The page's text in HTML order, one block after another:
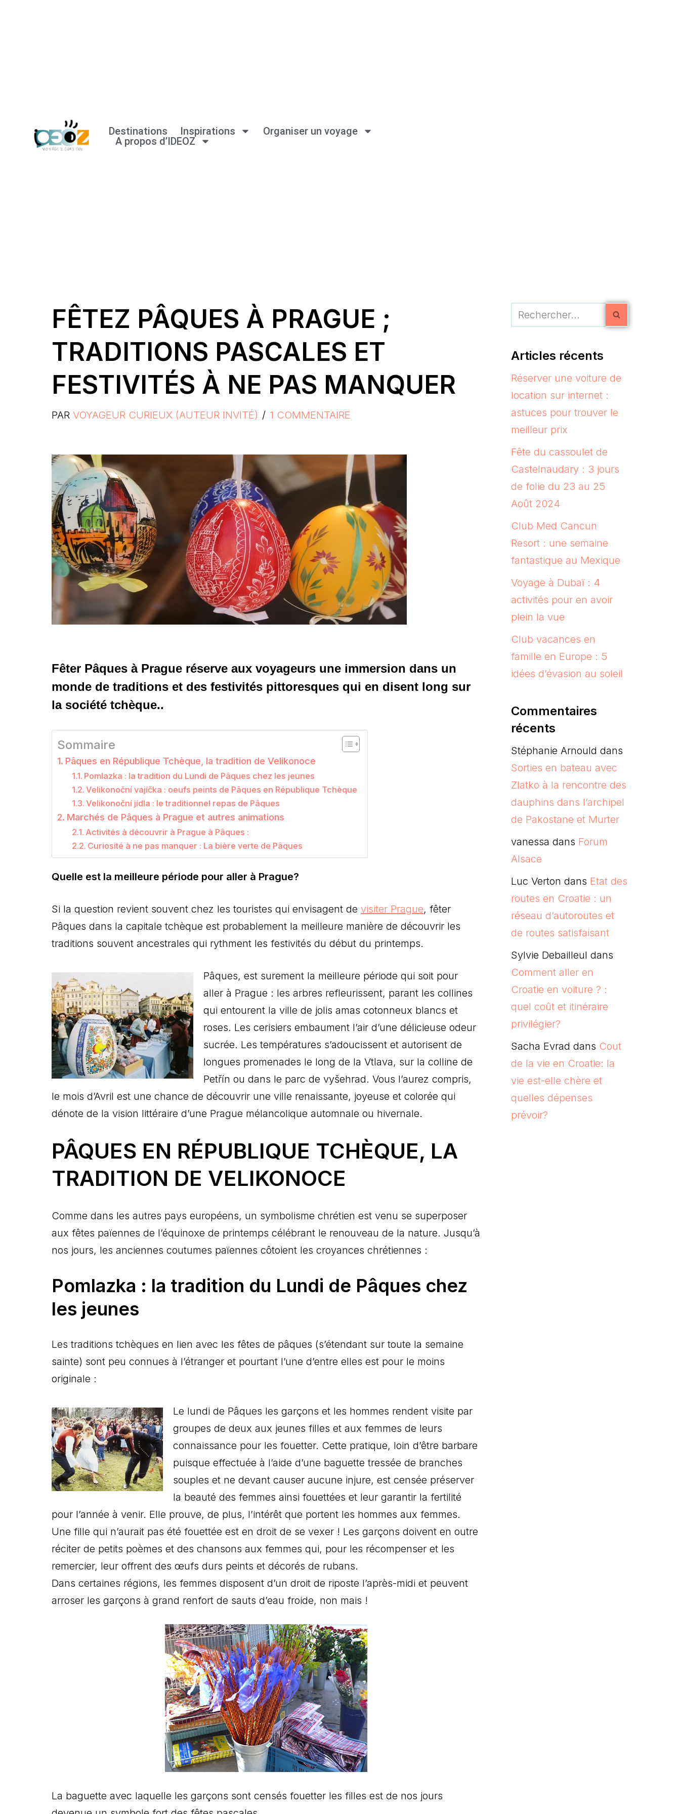
Destinations Inspirations
Organiser un voyage
A propos d’IDEOZ
FÊTEZ PÂQUES À PRAGUE ;
TRADITIONS PASCALES ET
FESTIVITÉS À NE PAS MANQUER
PAR VOYAGEUR CURIEUX (AUTEUR INVITÉ) 1 COMMENTAIRE
Fêter Pâques à Prague réserve aux voyageurs une immersion dans un
monde de traditions et des festivités pittoresques qui en disent long sur
la société tchèque..
Sommaire
Pâques en République Tchèque, la tradition de Velikonoce
Pomlazka : la tradition du Lundi de Pâques chez les jeunes
Velikonoční vajíčka : oeufs peints de Pâques en République Tchèque
Velikonoční jídla : le traditionnel repas de Pâques
Marchés de Pâques à Prague et autres animations
Activités à découvrir à Prague à Pâques :
Curiosité à ne pas manquer : La bière verte de Pâques
Quelle est la meilleure période pour aller à Prague?
Si la question revient souvent chez les touristes qui envisagent de visiter Prague, fêter
Pâques dans la capitale tchèque est probablement la meilleure manière de découvrir les
traditions souvent ancestrales qui rythment les festivités du début du printemps.
Pâques, est surement la meilleure période qui soit pour
aller à Prague : les arbres refleurissent, parant les collines
qui entourent la ville de jolis amas cotonneux blancs et
roses. Les cerisiers embaument l’air d’une délicieuse odeur
sucrée. Les températures s’adoucissent et autorisent de
longues promenades le long de la Vtlava, sur la colline de
Petřín ou dans le parc de vyšehrad. Vous l’aurez compris,
le mois d’Avril est une chance de découvrir une ville renaissante, joyeuse et colorée qui
dénote de la vision littéraire d’une Prague mélancolique automnale ou hivernale.
PÂQUES EN RÉPUBLIQUE TCHÈQUE, LA
TRADITION DE VELIKONOCE
Comme dans les autres pays européens, un symbolisme chrétien est venu se superposer
aux fêtes païennes de l’équinoxe de printemps célébrant le renouveau de la nature. Jusqu’à
nos jours, les anciennes coutumes païennes côtoient les croyances chrétiennes :
Pomlazka : la tradition du Lundi de Pâques chez
les jeunes
Les traditions tchèques en lien avec les fêtes de pâques (s’étendant sur toute la semaine
sainte) sont peu connues à l’étranger et pourtant l’une d’entre elles est pour le moins
originale :
Le lundi de Pâques les garçons et les hommes rendent visite par
groupes de deux aux jeunes filles et aux femmes de leurs
connaissance pour les fouetter. Cette pratique, loin d’être barbare
puisque effectuée à l’aide d’une baguette tressée de branches
souples et ne devant causer aucune injure, est censée préserver
la beauté des femmes ainsi fouettées et leur garantir la fertilité
pour l’année à venir. Elle prouve, de plus, l’intérêt que portent les hommes aux femmes.
Une fille qui n’aurait pas été fouettée est en droit de se vexer ! Les garçons doivent en outre
réciter de petits poèmes et des chansons aux femmes qui, pour les récompenser et les
remercier, leur offrent des œufs durs peints et décorés de rubans.
Dans certaines régions, les femmes disposent d’un droit de riposte l’après-midi et peuvent
arroser les garçons à grand renfort de sauts d’eau froide, non mais !
La baguette avec laquelle les garçons sont censés fouetter les filles est de nos jours
Articles récents
Réserver une voiture de
location sur internet :
astuces pour trouver le
meilleur prix
Fête du cassoulet de
Castelnaudary : 3 jours
de folie du 23 au 25
Août 2024
Club Med Cancun
Resort : une semaine
fantastique au Mexique
Voyage à Dubaï : 4
activités pour en avoir
plein la vue
Club vacances en
famille en Europe : 5
idées d’évasion au soleil
Commentaires
récents
Stéphanie Arnould dans
Sorties en bateau avec
Zlatko à la rencontre des
dauphins dans l’archipel
de Pakostane et Murter
vanessa dans Forum
Alsace
Luc Verton dans Etat des
routes en Croatie : un
réseau d’autoroutes et
de routes satisfaisant
Sylvie Debailleul dans
Comment aller en
Croatie en voiture ? :
quel coût et itinéraire
privilégier?
Sacha Evrad dans Cout
de la vie en Croatie: la
vie est-elle chère et
quelles dépenses
prévoir?